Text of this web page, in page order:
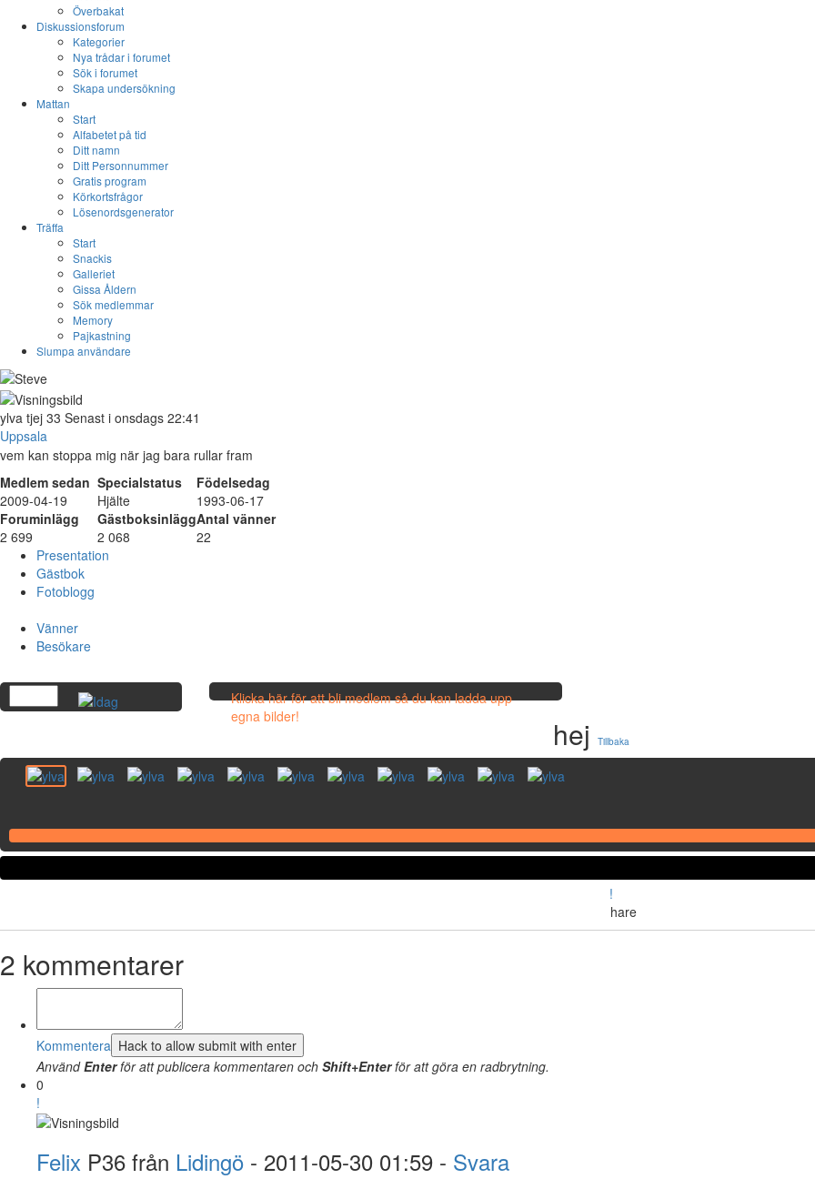
Överbakat
Diskussionsforum
Kategorier
Nya trådar i forumet
Sök i forumet
Skapa undersökning
Mattan
Start
Alfabetet på tid
Ditt namn
Ditt Personnummer
Gratis program
Körkortsfrågor
Lösenordsgenerator
Träffa
Start
Snackis
Galleriet
Gissa Åldern
Sök medlemmar
Memory
Pajkastning
Slumpa användare
ylva tjej 33 Senast i onsdags 22:41
Uppsala
vem kan stoppa mig när jag bara rullar fram
Medlem sedan Specialstatus
Födelsedag
2009-04-19
Hjälte
1993-06-17
Foruminlägg
GästboksinläggAntal vänner
2 699
2 068
22
Presentation
Gästbok
Fotoblogg
Vänner
Besökare
Klicka här för att bli medlem så du kan ladda upp
egna bilder!
hej Tillbaka
!
hare
2 kommentarer
Kommentera
AnvändEnterför att publicera kommentaren och Shift+Enterför att göra en radbrytning.
0
!
Felix P36 från Lidingö - 2011-05-30 01:59 - Svara